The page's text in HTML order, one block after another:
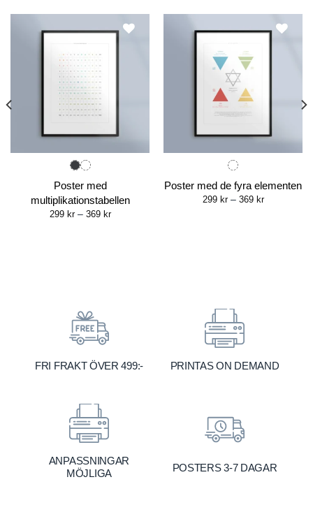
Poster med
multiplikationstabellen
299 kr – 369 krPrice
Poster med de fyra elementen
299 kr – 369 krPrice
FRI FRAKT ÖVER 499:- PRINTAS ON DEMAND
ANPASSNINGAR
MÖJLIGA
POSTERS 3-7 DAGAR